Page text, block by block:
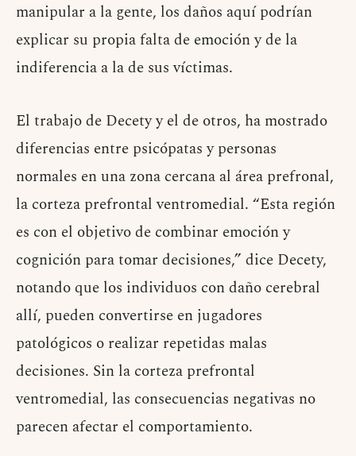
manipular a la gente, los daños aquí podrían
explicar su propia falta de emoción y de la
indiferencia a la de sus víctimas.
El trabajo de Decety y el de otros, ha mostrado
diferencias entre psicópatas y personas
normales en una zona cercana al área prefronal,
la corteza prefrontal ventromedial. “Esta región
es con el objetivo de combinar emoción y
cognición para tomar decisiones,” dice Decety,
notando que los individuos con daño cerebral
allí, pueden convertirse en jugadores
patológicos o realizar repetidas malas
decisiones. Sin la corteza prefrontal
ventromedial, las consecuencias negativas no
parecen afectar el comportamiento.